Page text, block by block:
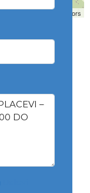
contributors